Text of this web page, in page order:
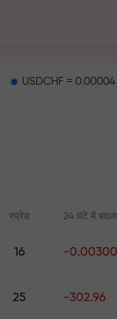
USDCHF = 0.00004
स्प्रेड 24 घंटे में
16 -0.00300
25 -302.96
फॉरेक्स, क्रिप्टो